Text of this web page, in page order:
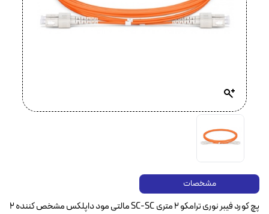
مشخصات
پچ کورد فیبر نوری ترامکو ۲ متری SC-SC مالتی مود داپلکس مشخص کننده ۲